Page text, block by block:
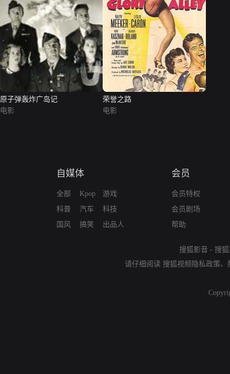
原子弹轰炸广岛记
电影
荣誉之路
电影
自媒体
全部
科普
国风
Kpop
汽车
搞笑
游戏
科技
出品人
会员
会员特权
会员剧场
帮助
搜狐影音 - 搜
请仔细阅读 搜狐视频隐私政策、